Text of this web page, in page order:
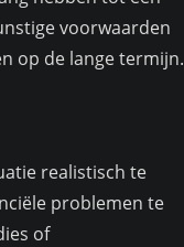
voorwaarden
op de lange termijn.
realistisch te
problemen te
of